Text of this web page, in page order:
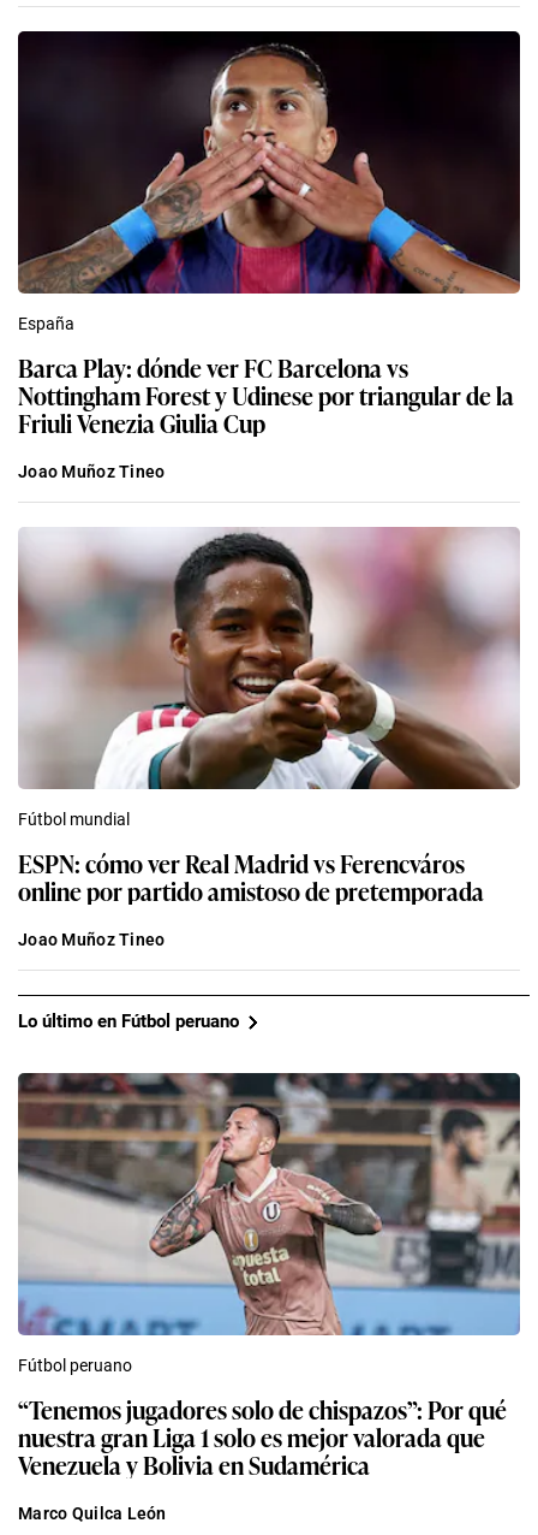
España
Barca Play: dónde ver FC Barcelona vs
Nottingham Forest y Udinese por triangular de la
Friuli Venezia Giulia Cup
Joao Muñoz Tineo
Fútbol mundial
ESPN: cómo ver Real Madrid vs Ferencváros
online por partido amistoso de pretemporada
Joao Muñoz Tineo
Lo último en Fútbol peruano
Fútbol peruano
“Tenemos jugadores solo de chispazos”: Por qué
nuestra gran Liga 1 solo es mejor valorada que
Venezuela y Bolivia en Sudamérica
Marco Quilca León